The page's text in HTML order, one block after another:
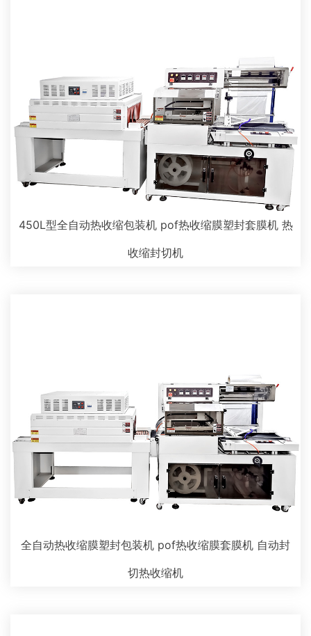
450L型全自动热收缩包装机 pof热收缩膜塑封套膜机 热
收缩封切机
全自动热收缩膜塑封包装机 pof热收缩膜套膜机 自动封
切热收缩机